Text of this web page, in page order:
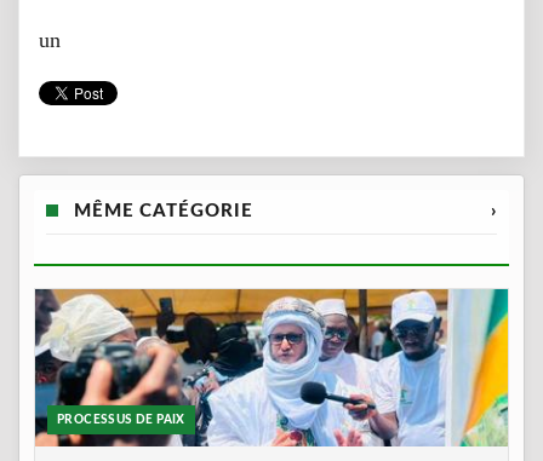
un
MÊME CATÉGORIE ›
PROCESSUS DE PAIX